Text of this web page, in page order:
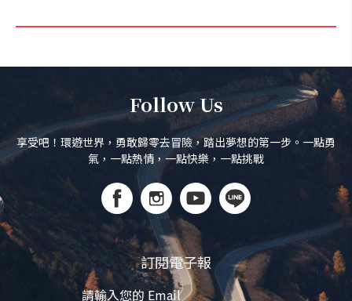
Follow Us
享受吧！環遊世界，勇敢歸零去冒險，踏出夢想的第一步。一點勇
氣，一點熱情，一點快樂，一點挑戰
訂閱電子報